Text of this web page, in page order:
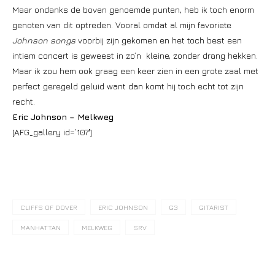
Maar ondanks de boven genoemde punten, heb ik toch enorm
genoten van dit optreden. Vooral omdat al mijn favoriete
Johnson songs voorbij zijn gekomen en het toch best een
intiem concert is geweest in zo’n kleine, zonder drang hekken.
Maar ik zou hem ook graag een keer zien in een grote zaal met
perfect geregeld geluid want dan komt hij toch echt tot zijn
recht.
Eric Johnson – Melkweg
[AFG_gallery id=’107′]
CLIFFS OF DOVER ERIC JOHNSON G3 GITARIST
MANHATTAN MELKWEG SRV